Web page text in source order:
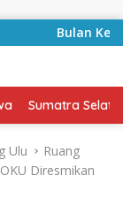
Bulan
Sumatra
Ulu
Ruang
Diresmikan